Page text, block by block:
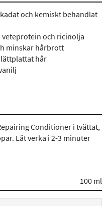
och kemiskt behandlat
och ricinolja
minskar hårbrott
hår
Conditioner i tvättat,
Låt verka i 2-3 minuter
100 ml